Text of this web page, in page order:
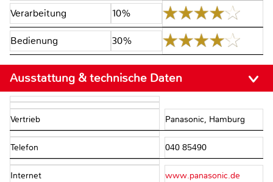
Verarbeitung 10%
Bedienung 30%
Ausstattung & technische Daten
Vertrieb Panasonic, Hamburg
Telefon 040 85490
Internet www.panasonic.de